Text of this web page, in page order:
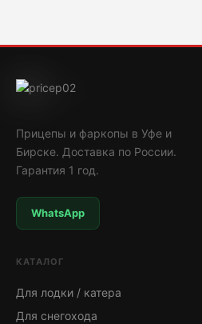
Прицепы и фаркопы в Уфе и
Бирске. Доставка по России.
Гарантия 1 год.
WhatsApp
КАТАЛОГ
Для лодки / катера
Для снегохода